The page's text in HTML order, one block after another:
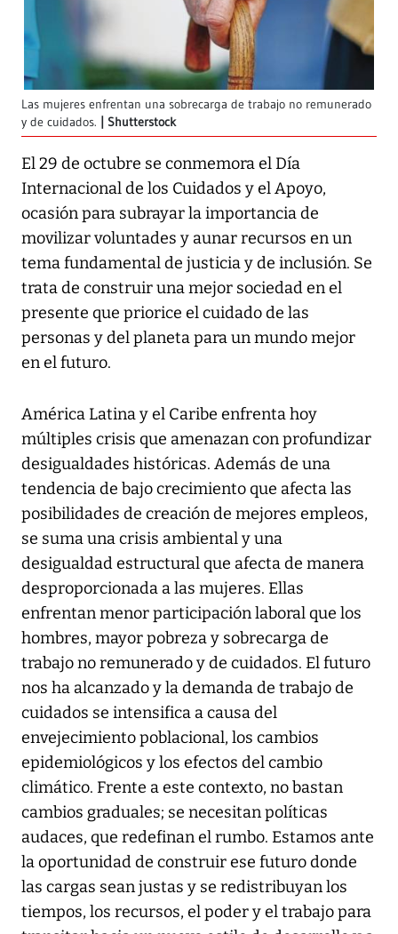
Las mujeres enfrentan una sobrecarga de trabajo no remunerado
y de cuidados.
Shutterstock
El 29 de octubre se conmemora el Día
Internacional de los Cuidados y el Apoyo,
ocasión para subrayar la importancia de
movilizar voluntades y aunar recursos en un
tema fundamental de justicia y de inclusión. Se
trata de construir una mejor sociedad en el
presente que priorice el cuidado de las
personas y del planeta para un mundo mejor
en el futuro.
América Latina y el Caribe enfrenta hoy
múltiples crisis que amenazan con profundizar
desigualdades históricas. Además de una
tendencia de bajo crecimiento que afecta las
posibilidades de creación de mejores empleos,
se suma una crisis ambiental y una
desigualdad estructural que afecta de manera
desproporcionada a las mujeres. Ellas
enfrentan menor participación laboral que los
hombres, mayor pobreza y sobrecarga de
trabajo no remunerado y de cuidados. El futuro
nos ha alcanzado y la demanda de trabajo de
cuidados se intensifica a causa del
envejecimiento poblacional, los cambios
epidemiológicos y los efectos del cambio
climático. Frente a este contexto, no bastan
cambios graduales; se necesitan políticas
audaces, que redefinan el rumbo. Estamos ante
la oportunidad de construir ese futuro donde
las cargas sean justas y se redistribuyan los
tiempos, los recursos, el poder y el trabajo para